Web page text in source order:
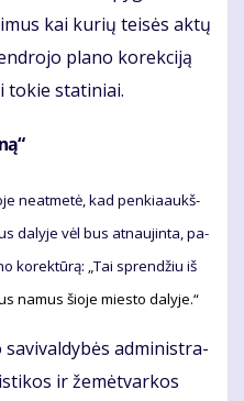
kai ku­rių tei­sės ak­tų
pla­no ko­rek­ci­ją
to­kie sta­ti­niai.
ne­at­me­tė, kad pen­kia­aukš­
da­ly­je vėl bus at­nau­jin­ta, pa­
ko­rek­tū­rą: „Tai spren­džiu iš
na­mus šio­je mies­to da­ly­je.“
ad­mi­nist­ra­
ir že­mė­tvarkos